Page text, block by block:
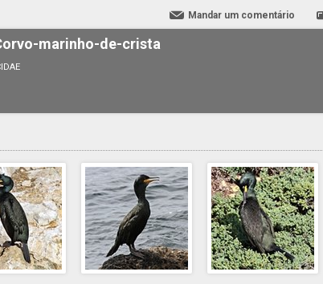
Mandar um comentário
marinho-de-crista